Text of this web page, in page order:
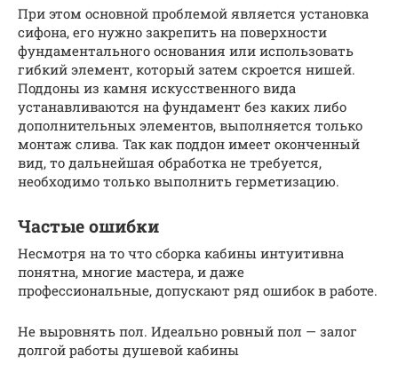
При этом основной проблемой является установка
сифона, его нужно закрепить на поверхности
фундаментального основания или использовать
гибкий элемент, который затем скроется нишей.
Поддоны из камня искусственного вида
устанавливаются на фундамент без каких либо
дополнительных элементов, выполняется только
монтаж слива. Так как поддон имеет оконченный
вид, то дальнейшая обработка не требуется,
необходимо только выполнить герметизацию.
Частые ошибки
Несмотря на то что сборка кабины интуитивна
понятна, многие мастера, и даже
профессиональные, допускают ряд ошибок в работе.
Не выровнять пол. Идеально ровный пол — залог
долгой работы душевой кабины